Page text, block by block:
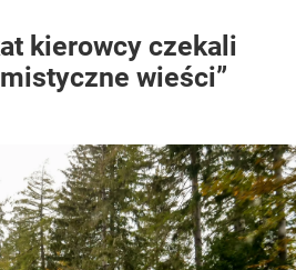
kierowcy czekali
wieści”